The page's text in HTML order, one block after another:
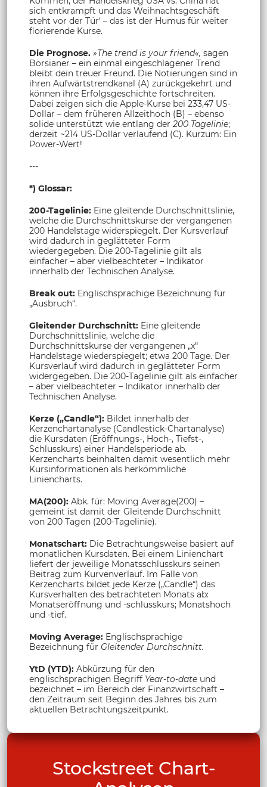
sich entkrampft und das Weihnachtsgeschäft
steht vor der Tür‘ – das ist der Humus für weiter
florierende Kurse.
Die Prognose. »The trend is your friend«, sagen
Börsianer – ein einmal eingeschlagener Trend
bleibt dein treuer Freund. Die Notierungen sind in
ihren Aufwärtstrendkanal (A) zurückgekehrt und
können ihre Erfolgsgeschichte fortschreiten.
Dabei zeigen sich die Apple-Kurse bei 233,47 US-
Dollar – dem früheren Allzeithoch (B) – ebenso
solide unterstützt wie entlang der 200 Tagelinie;
derzeit ~214 US-Dollar verlaufend (C). Kurzum: Ein
Power-Wert!
---
*) Glossar:
200-Tagelinie: Eine gleitende Durchschnittslinie,
welche die Durchschnittskurse der vergangenen
200 Handelstage widerspiegelt. Der Kursverlauf
wird dadurch in geglätteter Form
wiedergegeben. Die 200-Tagelinie gilt als
einfacher – aber vielbeachteter – Indikator
innerhalb der Technischen Analyse.
Break out: Englischsprachige Bezeichnung für
„Ausbruch“.
Gleitender Durchschnitt: Eine gleitende
Durchschnittslinie, welche die
Durchschnittskurse der vergangenen „x“
Handelstage wiederspiegelt; etwa 200 Tage. Der
Kursverlauf wird dadurch in geglätteter Form
widergegeben. Die 200-Tagelinie gilt als einfacher
– aber vielbeachteter – Indikator innerhalb der
Technischen Analyse.
Kerze („Candle“): Bildet innerhalb der
Kerzenchartanalyse (Candlestick-Chartanalyse)
die Kursdaten (Eröffnungs-, Hoch-, Tiefst-,
Schlusskurs) einer Handelsperiode ab.
Kerzencharts beinhalten damit wesentlich mehr
Kursinformationen als herkömmliche
Liniencharts.
MA(200): Abk. für: Moving Average(200) –
gemeint ist damit der Gleitende Durchschnitt
von 200 Tagen (200-Tagelinie).
Monatschart: Die Betrachtungsweise basiert auf
monatlichen Kursdaten. Bei einem Linienchart
liefert der jeweilige Monatsschlusskurs seinen
Beitrag zum Kurvenverlauf. Im Falle von
Kerzencharts bildet jede Kerze („Candle“) das
Kursverhalten des betrachteten Monats ab:
Monatseröffnung und -schlusskurs; Monatshoch
und -tief.
Moving Average: Englischsprachige
Bezeichnung für Gleitender Durchschnitt.
YtD (YTD): Abkürzung für den
englischsprachigen Begriff Year-to-date und
bezeichnet – im Bereich der Finanzwirtschaft –
den Zeitraum seit Beginn des Jahres bis zum
aktuellen Betrachtungszeitpunkt.
Stockstreet Chart-